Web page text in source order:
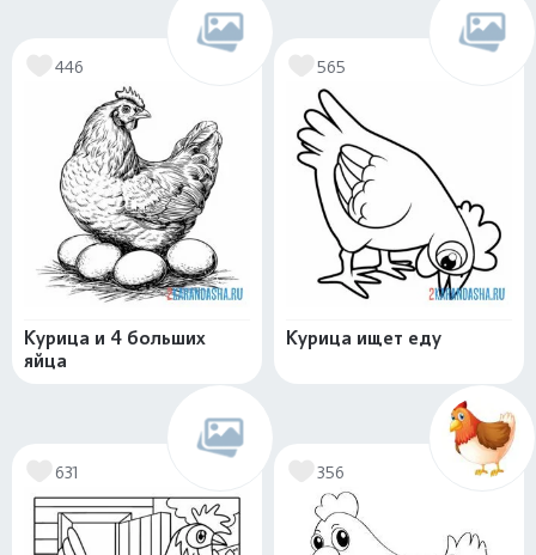
446
Курица и 4 больших
яйца
565
Курица ищет еду
631 356